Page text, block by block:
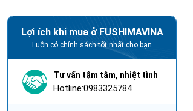
Lợi ích khi mua ở FUSHIMAVINA
Luôn có chính sách tốt nhất cho bạn
Tư vấn tậm tâm, nhiệt tình
Hotline:0983325784